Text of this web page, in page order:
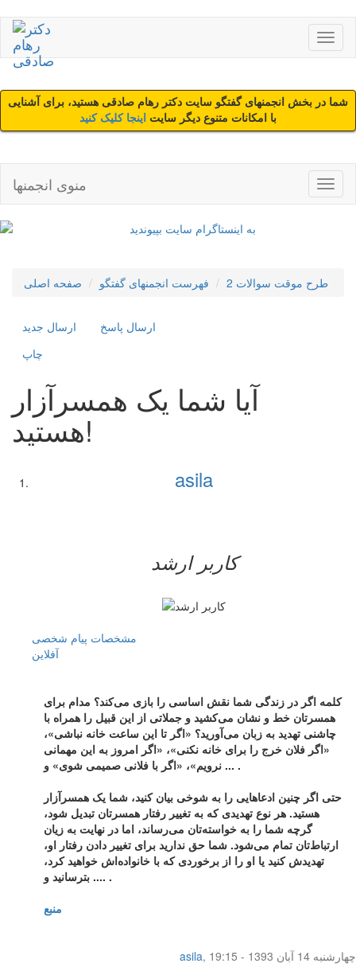
شما در بخش انجمنهای گفتگو سایت دکتر رهام صادقی هستید، برای آشنایی
با امکانات متنوع دیگر سایت اینجا کلیک کنید
منوی انجمنها
صفحه اصلی فهرست انجمنهای گفتگو طرح موقت سوالات 2
ارسال جديد
ارسال پاسخ
چاپ
آیا شما یک همسرآزار
هستید!
asila
کاربر ارشد
مشخصات پیام شخصی
آفلاين
کلمه اگر در زندگی شما نقش اساسی را بازی می‌کند؟ مدام برای
همسرتان خط و نشان می‌کشید و جملاتی از این قبیل را همراه با
چاشنی تهدید به زبان می‌آورید؟ «اگر تا این ساعت خانه نباشی»،
«اگر فلان خرج را برای خانه نکنی»، «اگر امروز به این مهمانی
نرویم»، «اگر با فلانی صمیمی شوی» و ... .
حتی اگر چنین ادعاهایی را به شوخی بیان کنید، شما یک همسرآزار
هستید. هر نوع تهدیدی که به تغییر رفتار همسرتان تبدیل شود،
گرچه شما را به خواسته‌تان می‌رساند، اما در نهایت به زیان
ارتباط‌تان تمام می‌شود. شما حق ندارید برای تغییر دادن رفتار او،
تهدیدش کنید یا او را از برخوردی که با خانواده‌اش خواهید کرد،
بترسانید و .... .
منبع
asila,
چهار‌شنبه 14 آبان 1393 - 19:15